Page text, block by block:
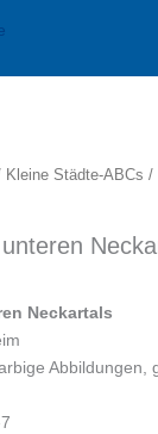
Kleine Städte-ABCs /
Neckartals
Abbildungen,